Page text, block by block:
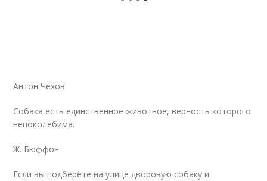
Антон Чехов
Собака есть единственное животное, верность которого
непоколебима.
Ж. Бюффон
Если вы подберёте на улице дворовую собаку и